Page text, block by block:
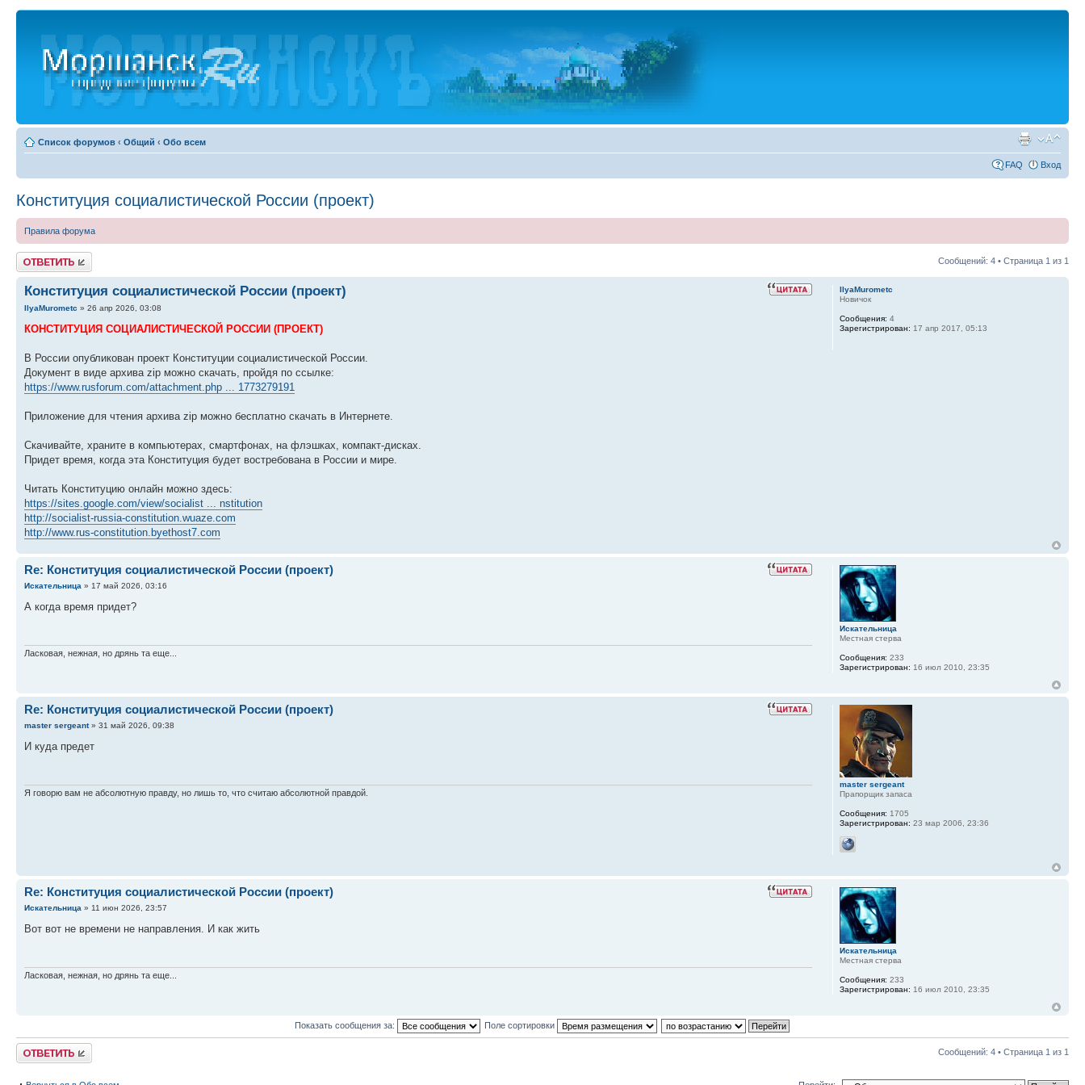
Список форумов ‹ Общий ‹ Обо всем
FAQ Вход
Конституция социалистической России (проект)
Правила форума
Ответить Сообщений: 4 • Страница 1 из 1
Конституция социалистической России (проект)
IlyaMurometc » 26 апр 2026, 03:08
КОНСТИТУЦИЯ СОЦИАЛИСТИЧЕСКОЙ РОССИИ (ПРОЕКТ)
В России опубликован проект Конституции социалистической России.
Документ в виде архива zip можно скачать, пройдя по ссылке:
https://www.rusforum.com/attachment.php ... 1773279191
Приложение для чтения архива zip можно бесплатно скачать в Интернете.
Скачивайте, храните в компьютерах, смартфонах, на флэшках, компакт-дисках.
Придет время, когда эта Конституция будет востребована в России и мире.
Читать Конституцию онлайн можно здесь:
https://sites.google.com/view/socialist ... nstitution
http://socialist-russia-constitution.wuaze.com
http://www.rus-constitution.byethost7.com
IlyaMurometc
Новичок
Сообщения: 4
Зарегистрирован: 17 апр 2017, 05:13
Re: Конституция социалистической России (проект)
Искательница » 17 май 2026, 03:16
А когда время придет?
Ласковая, нежная, но дрянь та еще...
Искательница
Местная стерва
Сообщения: 233
Зарегистрирован: 16 июл 2010, 23:35
Re: Конституция социалистической России (проект)
master sergeant» 31 май 2026, 09:38
И куда предет
Я говорю вам не абсолютную правду, но лишь то, что считаю абсолютной правдой.
master sergeant
Прапорщик запаса
Сообщения: 1705
Зарегистрирован: 23 мар 2006, 23:36
Re: Конституция социалистической России (проект)
Искательница » 11 июн 2026, 23:57
Вот вот не времени не направления. И как жить
Ласковая, нежная, но дрянь та еще...
Искательница
Местная стерва
Сообщения: 233
Зарегистрирован: 16 июл 2010, 23:35
Показать сообщения за: Поле сортировки
Ответить Сообщений: 4 • Страница 1 из 1